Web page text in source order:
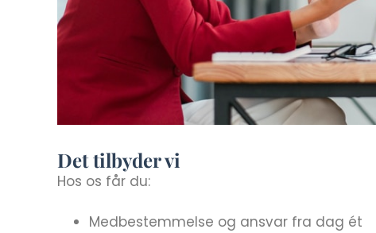
Det tilbyder vi
Hos os får du:
Medbestemmelse og ansvar fra dag ét